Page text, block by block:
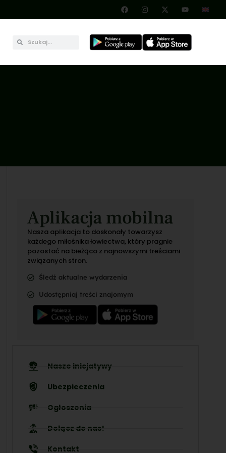
Aplikacja mobilna
Nasza aplikacja to doskonały towarzysz
każdego miłośnika łowiectwa, który pragnie
pozostać na bieżąco z najnowszymi treściami
związanych stron.
Śledź aktualne wydarzenia
Udostępniaj treści znajomym
Nasze inicjatywy
Ubezpieczenia
Ogłoszenia
Dołącz do nas!
Kontakt